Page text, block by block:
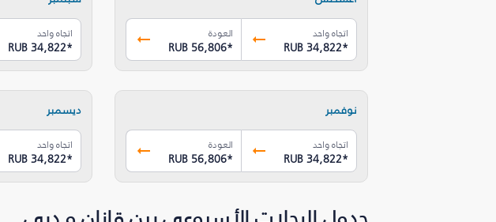
اتجاه واحد
RUB 34,822*
العودة
RUB 56,806*
اتجاه واحد
RUB 34,822*
نوفمبر
اتجاه واحد
RUB 34,822*
العودة
RUB 56,806*
ديسمبر
اتجاه واحد
RUB 34,822*